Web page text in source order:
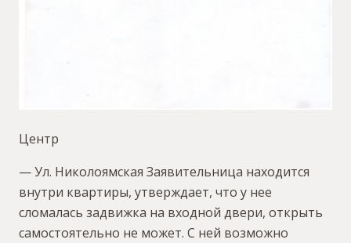
Центр
— Ул. Николоямская Заявительница находится
внутри квартиры, утверждает, что у нее
сломалась задвижка на входной двери, открыть
самостоятельно не может. С ней возможно